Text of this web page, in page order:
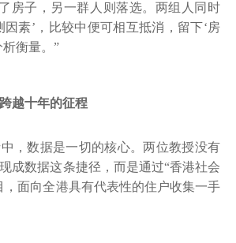
房子，另一群人则落选。两组人同时
因素’，比较中便可相互抵消，留下‘房
析衡量。”
越十年的征程
，数据是一切的核心。两位教授没有
成数据这条捷径，而是通过“香港社会
，面向全港具有代表性的住户收集一手